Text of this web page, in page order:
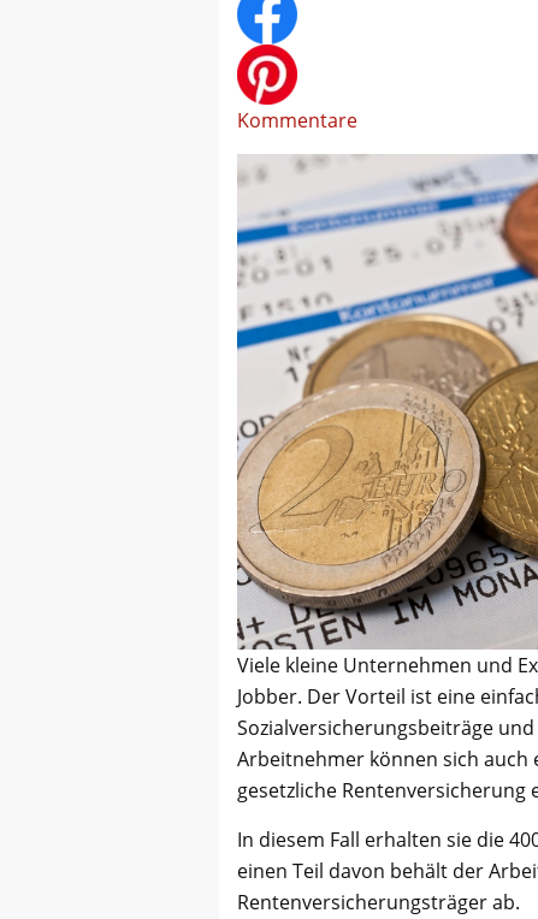
Kommentare
Viele kleine Unternehmen und
Jobber. Der Vorteil ist eine
Sozialversicherungsbeiträge
Arbeitnehmer können sich
gesetzliche Rentenversicherung
In diesem Fall erhalten sie die
einen Teil davon behält der
Rentenversicherungsträger ab.